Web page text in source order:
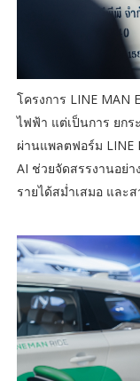
โครงการ LINE MAN
ไฟฟ้า แต่เป็นการ ยก
ผ่านแพลตฟอร์ม
AI ช่วยจัดสรรงานอย่
รายได้สม่ำเสมอ และ